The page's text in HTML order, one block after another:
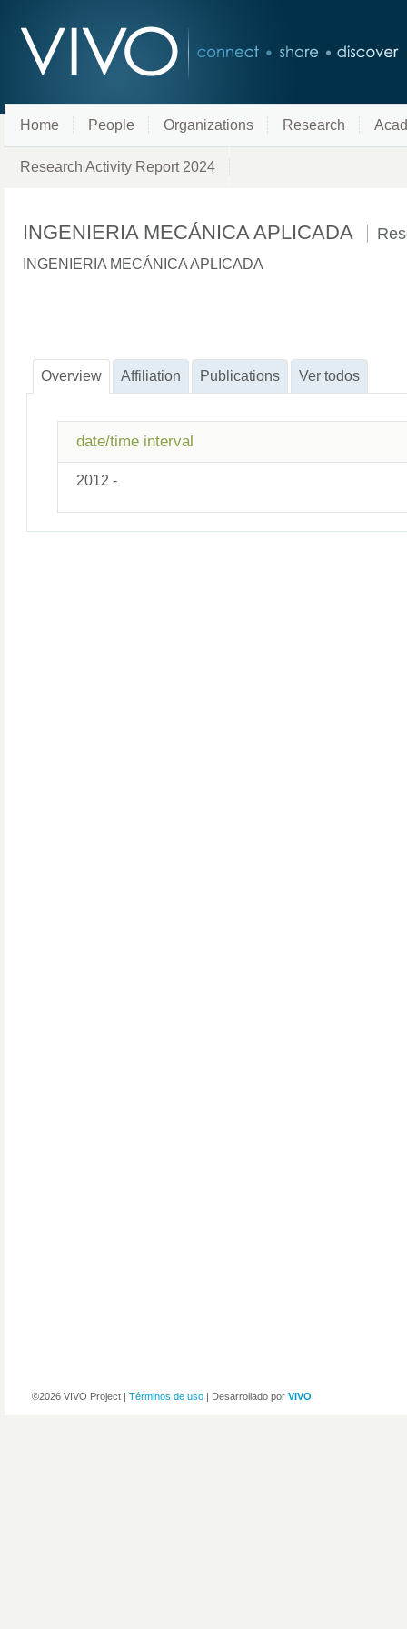
Home People Organizations Research
Research Activity Report 2024
INGENIERIA MECÁNICA APLICADA
INGENIERIA MECÁNICA APLICADA
Overview Affiliation Publications Ver todos
date/time interval
2012 -
©2026 VIVO Project | Términos de uso | Desarrollado por VIVO